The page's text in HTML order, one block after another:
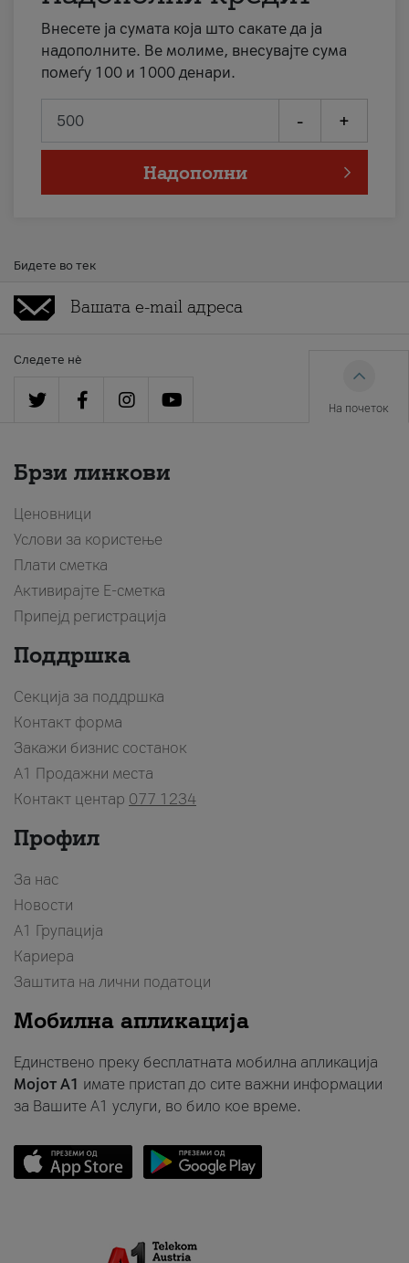
Внесете ја сумата која што сакате да ја
надополните. Ве молиме, внесувајте сума
помеѓу 100 и 1000 денари.
- +
Надополни
Бидете во тек
Следете нè
На почеток
Брзи линкови
Ценовници
Услови за користење
Плати сметка
Активирајте Е-сметка
Припејд регистрација
Поддршка
Секција за поддршка
Контакт форма
Закажи бизнис состанок
A1 Продажни места
Контакт центар 077 1234
Профил
За нас
Новости
А1 Групација
Кариера
Заштита на лични податоци
Мобилна апликација
Единствено преку бесплатната мобилна апликација
Мојот A1 имате пристап до сите важни информации
за Вашите A1 услуги, во било кое време.